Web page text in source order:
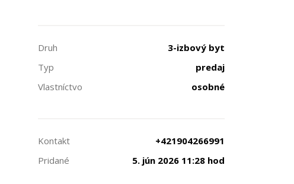
Druh
3-izbový byt
Typ
predaj
Vlastníctvo
osobné
Kontakt
+421904266991
Pridané
5. jún 2026 11:28 hod